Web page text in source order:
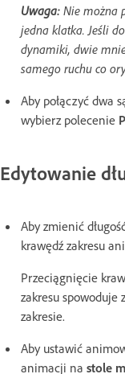
Uwaga: Nie można
jedna klatka. Jeśli
dynamiki, dwie
samego ruchu co
Aby połączyć dwa
wybierz polecenie
Edytowanie
Aby zmienić
krawędź zakresu
Przeciągnięcie
zakresu
zakresie.
Aby ustawić
animacji na stole